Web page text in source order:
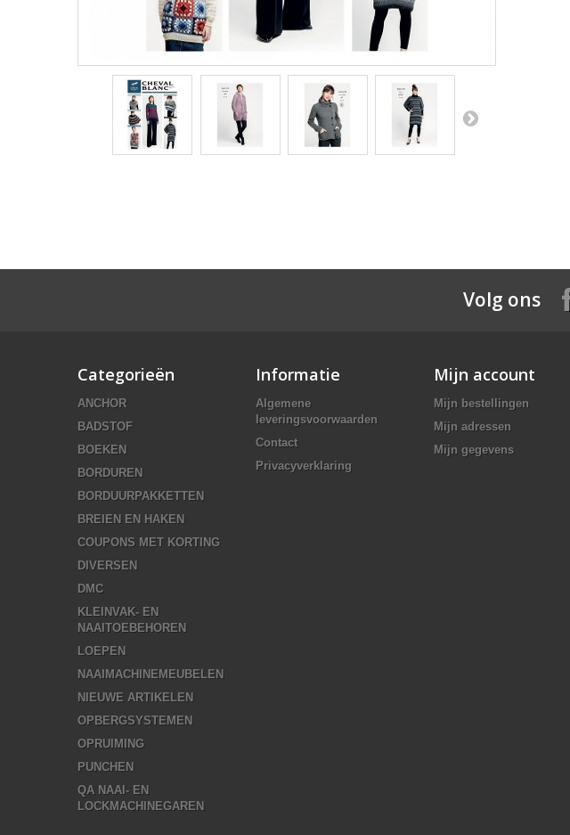
Volg ons
Categorieën
ANCHOR
BADSTOF
BOEKEN
BORDUREN
BORDUURPAKKETTEN
BREIEN EN HAKEN
COUPONS MET KORTING
DIVERSEN
DMC
KLEINVAK- EN
NAAITOEBEHOREN
LOEPEN
NAAIMACHINEMEUBELEN
NIEUWE ARTIKELEN
OPBERGSYSTEMEN
OPRUIMING
PUNCHEN
QA NAAI- EN
LOCKMACHINEGAREN
Informatie
Algemene
leveringsvoorwaarden
Contact
Privacyverklaring
Mijn account
Mijn bestellingen
Mijn adressen
Mijn gegevens